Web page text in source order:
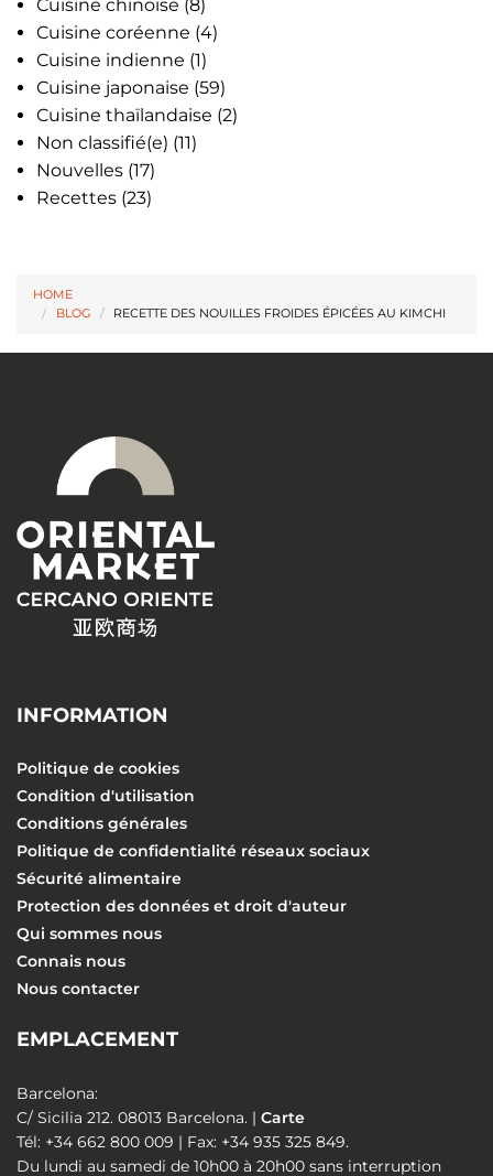
Cuisine chinoise (8)
Cuisine coréenne (4)
Cuisine indienne (1)
Cuisine japonaise (59)
Cuisine thaïlandaise (2)
Non classifié(e) (11)
Nouvelles (17)
Recettes (23)
HOME
BLOG
/ RECETTE DES NOUILLES FROIDES ÉPICÉES AU KIMCHI
INFORMATION
Politique de cookies
Condition d'utilisation
Conditions générales
Politique de confidentialité réseaux sociaux
Sécurité alimentaire
Protection des données et droit d'auteur
Qui sommes nous
Connais nous
Nous contacter
EMPLACEMENT
Barcelona:
C/ Sicilia 212. 08013 Barcelona. | Carte
Tél: +34 662 800 009 | Fax: +34 935 325 849.
Du lundi au samedi de 10h00 à 20h00 sans interruption